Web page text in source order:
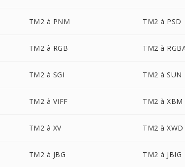
TM2 à PNM TM2 à PSD
TM2 à RGB TM2 à
TM2 à SGI TM2 à SUN
TM2 à VIFF TM2 à XBM
TM2 à XV TM2 à XWD
TM2 à JBG TM2 à JBIG